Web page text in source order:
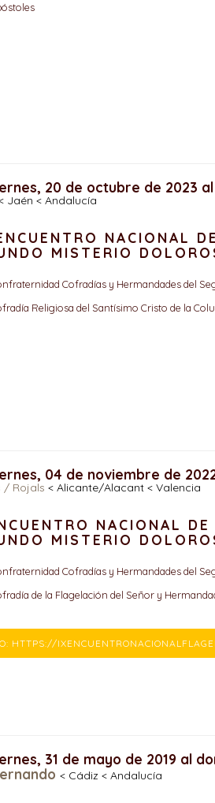
20 de octubre de 2023
Jaén < Andalucía
NACIONAL
MISTERIO
Cofradías y Hermandades del
Religiosa del Santísimo Cristo de la
04 de noviembre de
/ Rojals < Alicante/Alacant < Valencia
NACIONAL
MISTERIO
Cofradías y Hermandades del
de la Flagelación del Señor y
HTTPS://
31 de mayo de 2019 al
< Cádiz < Andalucía